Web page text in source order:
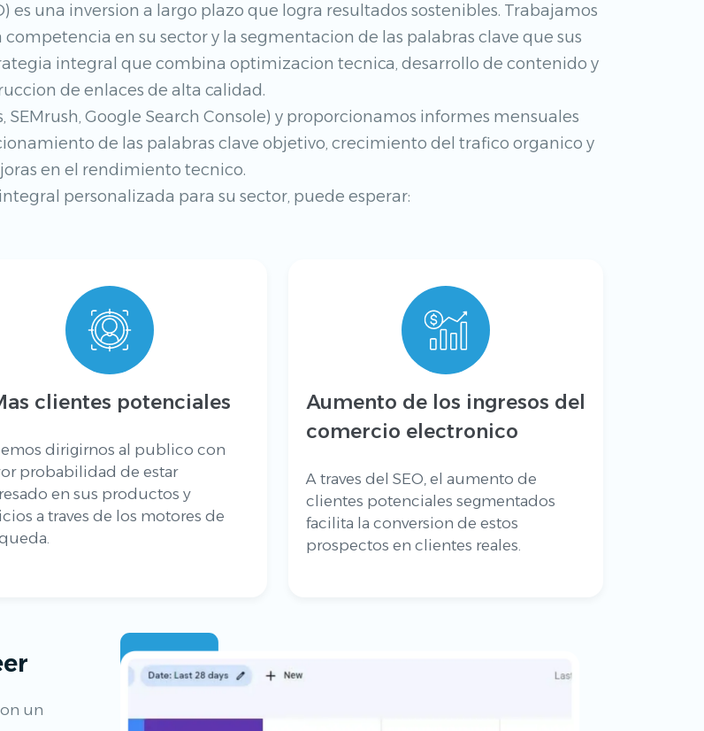
es una inversion a largo plazo que logra resultados sostenibles. Trabajamos
en su sector y la segmentacion de las palabras clave que sus
integral que combina optimizacion tecnica, desarrollo de contenido y
de enlaces de alta calidad.
Google Search Console) y proporcionamos informes mensuales
de las palabras clave objetivo, crecimiento del trafico organico y
en el rendimiento tecnico.
personalizada para su sector, puede esperar:
clientes potenciales
dirigirnos al publico con
probabilidad de estar
en sus productos y
a traves de los motores de
Aumento de los ingresos del
comercio electronico
A traves del SEO, el aumento de
clientes potenciales segmentados
facilita la conversion de estos
prospectos en clientes reales.
un